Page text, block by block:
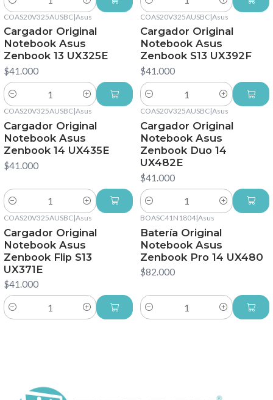
Cantidad Cantidad
COAS20V325AUSBC|Asus
Cargador Original
Notebook Asus
Zenbook 13 UX325E
$41.000
Cantidad
COAS20V325AUSBC|Asus
Cargador Original
Notebook Asus
Zenbook S13 UX392F
$41.000
Cantidad
COAS20V325AUSBC|Asus
Cargador Original
Notebook Asus
Zenbook 14 UX435E
$41.000
Cantidad
COAS20V325AUSBC|Asus
Cargador Original
Notebook Asus
Zenbook Duo 14
UX482E
$41.000
Cantidad
COAS20V325AUSBC|Asus
Cargador Original
Notebook Asus
Zenbook Flip S13
UX371E
$41.000
Cantidad
BOASC41N1804|Asus
Batería Original
Notebook Asus
Zenbook Pro 14 UX480
$82.000
Cantidad